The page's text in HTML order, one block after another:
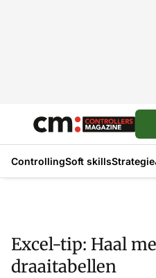
ControllingSoft skillsStrategie
Excel-tip: Haal
draaitabellen